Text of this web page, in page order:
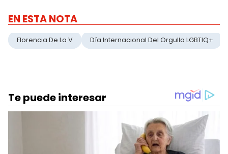
EN ESTA NOTA
Florencia De La V Día Internacional Del Orgullo LGBTIQ+